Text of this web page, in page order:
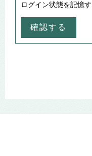
ログイン状態を記憶